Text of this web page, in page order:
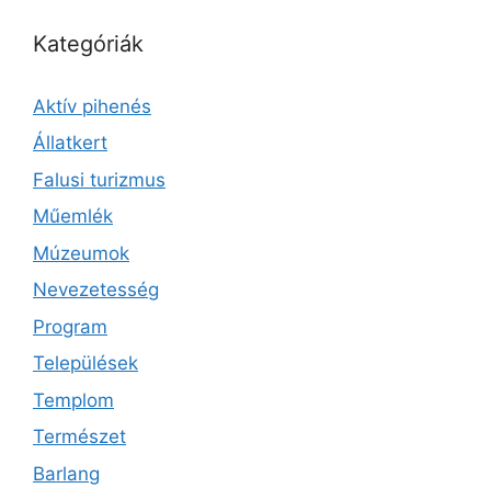
Kategóriák
Aktív pihenés
Állatkert
Falusi turizmus
Műemlék
Múzeumok
Nevezetesség
Program
Települések
Templom
Természet
Barlang